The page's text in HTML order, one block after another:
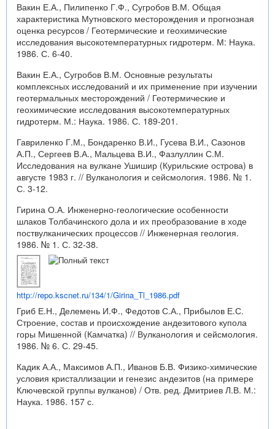
Вакин Е.А., Пилипенко Г.Ф., Сугробов В.М. Общая
характеристика Мутновского месторождения и прогнозная
оценка ресурсов / Геотермические и геохимические
исследования высокотемпературных гидротерм. М: Наука.
1986. С. 6-40.
Вакин Е.А., Сугробов В.М. Основные результаты
комплексных исследований и их применение при изучении
геотермальных месторождений / Геотермические и
геохимические исследования высокотемпературных
гидротерм. М.: Наука. 1986. С. 189-201.
Гавриленко Г.М., Бондаренко В.И., Гусева В.И., Сазонов
А.П., Сергеев В.А., Мальцева В.И., Фазлуллин С.М.
Исследования на вулкане Ушишир (Курильские острова) в
августе 1983 г. // Вулканология и сейсмология. 1986. № 1.
С. 3-12.
Гирина О.А. Инженерно-геологические особенности
шлаков Толбачинского дола и их преобразование в ходе
поствулканических процессов // Инженерная геология.
1986. № 1. С. 32-38.
http://repo.kscnet.ru/134/1/Girina_Tl_1986.pdf
Гриб Е.Н., Делемень И.Ф., Федотов С.А., Прибылов Е.С.
Строение, состав и происхождение андезитового купола
горы Мишенной (Камчатка) // Вулканология и сейсмология.
1986. № 6. С. 29-45.
Кадик А.А., Максимов А.П., Иванов Б.В. Физико-химические
условия кристаллизации и генезис андезитов (на примере
Ключевской группы вулканов) / Отв. ред. Дмитриев Л.В. М.:
Наука. 1986. 157 с.